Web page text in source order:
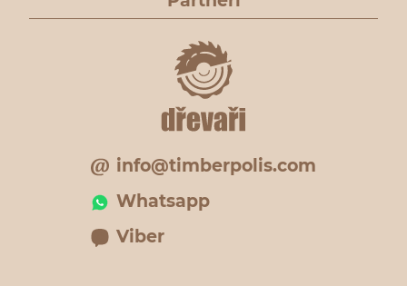
info@timberpolis.com
Whatsapp
Viber